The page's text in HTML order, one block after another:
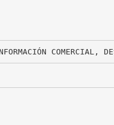
COMERCIAL,